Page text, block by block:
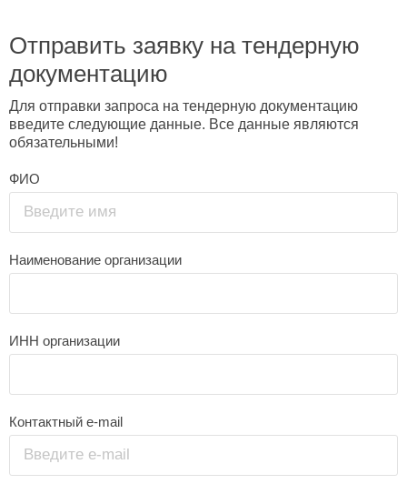
Отправить заявку на тендерную
документацию
Для отправки запроса на тендерную документацию
введите следующие данные. Все данные являются
обязательными!
ФИО
Введите имя
Наименование организации
ИНН организации
Контактный e-mail
Введите e-mail